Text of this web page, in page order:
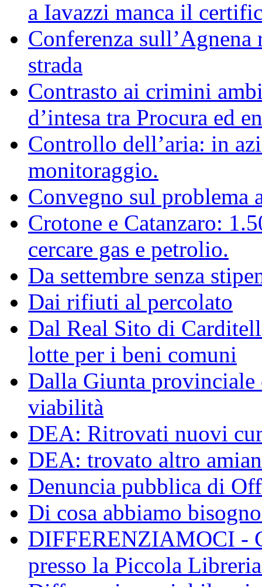
a Iavazzi manca il
Conferenza
strada
Contrasto ai crimini
d’intesa tra Procura ed
Controllo dell’aria: in
monitoraggio.
Convegno sul problema
Crotone e Catanzaro:
cercare gas e petrolio.
Da settembre senza
Dai rifiuti al percolato
Dal Real Sito di
lotte per i beni comuni
Dalla Giunta
viabilità
DEA: Ritrovati nuovi
DEA: trovato altro
Denuncia pubblica di
Di cosa abbiamo
DIFFERENZIAMOCI -
presso la Piccola